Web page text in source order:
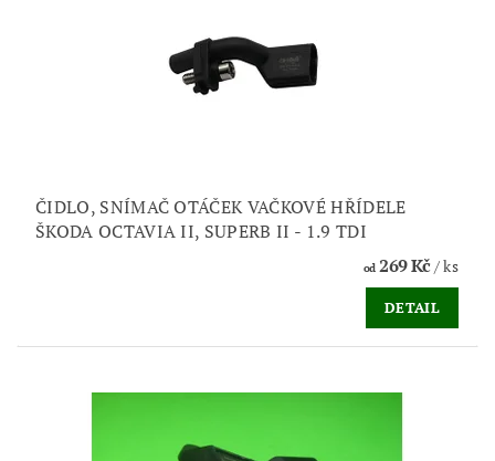
ČIDLO, SNÍMAČ OTÁČEK VAČKOVÉ HŘÍDELE
ŠKODA OCTAVIA II, SUPERB II - 1.9 TDI
od269 Kč/ ks
DETAIL